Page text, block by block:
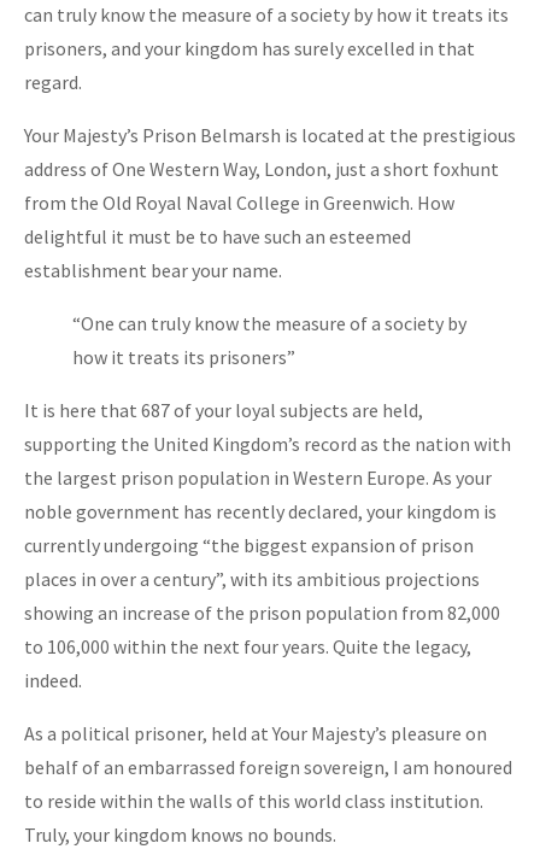
can truly know the measure of a society by how it treats its
prisoners, and your kingdom has surely excelled in that
regard.
Your Majesty’s Prison Belmarsh is located at the prestigious
address of One Western Way, London, just a short foxhunt
from the Old Royal Naval College in Greenwich. How
delightful it must be to have such an esteemed
establishment bear your name.
“One can truly know the measure of a society by
how it treats its prisoners”
It is here that 687 of your loyal subjects are held,
supporting the United Kingdom’s record as the nation with
the largest prison population in Western Europe. As your
noble government has recently declared, your kingdom is
currently undergoing “the biggest expansion of prison
places in over a century”, with its ambitious projections
showing an increase of the prison population from 82,000
to 106,000 within the next four years. Quite the legacy,
indeed.
As a political prisoner, held at Your Majesty’s pleasure on
behalf of an embarrassed foreign sovereign, I am honoured
to reside within the walls of this world class institution.
Truly, your kingdom knows no bounds.